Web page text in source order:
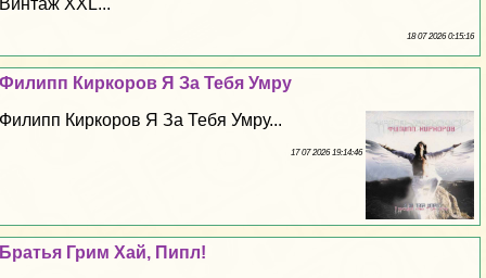
18 07 2026 0:15:16
Филипп Киркоров Я За Тебя Умру
Филипп Киркоров Я За Тебя Умру...
17 07 2026 19:14:46
Братья Грим Хай, Пипл!